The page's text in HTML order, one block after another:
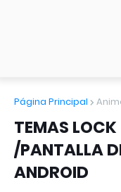
Página Principal
TEMAS LOCK
/PANTALLA
ANDROID